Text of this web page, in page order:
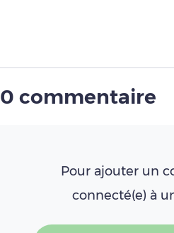
0 commentaire
Pour ajouter un
connecté(e) à